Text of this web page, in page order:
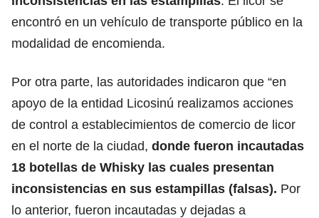
encontró en un vehículo de transporte público en la
modalidad de encomienda.
Por otra parte, las autoridades indicaron que “en
apoyo de la entidad Licosinú realizamos acciones
de control a establecimientos de comercio de licor
en el norte de la ciudad, donde fueron incautadas
18 botellas de Whisky las cuales presentan
inconsistencias en sus estampillas (falsas). Por
lo anterior, fueron incautadas y dejadas a